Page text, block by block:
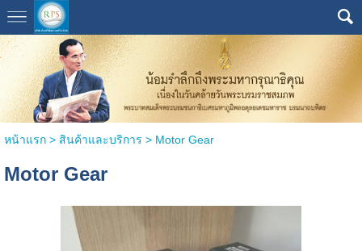
หน้าแรก> สินค้าและบริการ > Motor Gear
Motor Gear